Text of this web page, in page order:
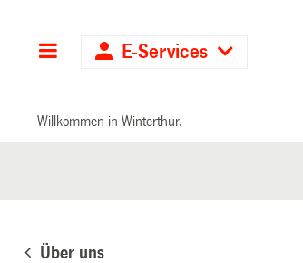
Hauptnavigation
E-Services
Willkommen in Winterthur.
Über uns